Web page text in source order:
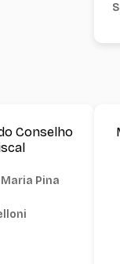
Conselho
Pina